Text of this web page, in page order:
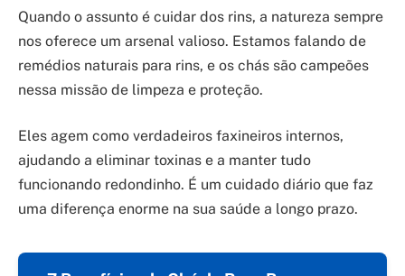
Quando o assunto é cuidar dos rins, a natureza sempre
nos oferece um arsenal valioso. Estamos falando de
remédios naturais para rins, e os chás são campeões
nessa missão de limpeza e proteção.
Eles agem como verdadeiros faxineiros internos,
ajudando a eliminar toxinas e a manter tudo
funcionando redondinho. É um cuidado diário que faz
uma diferença enorme na sua saúde a longo prazo.